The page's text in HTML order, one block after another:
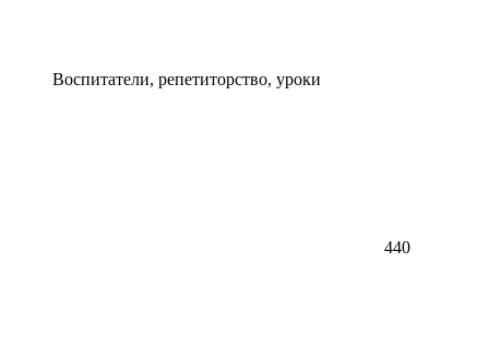
Воспитатели, репетиторство, уроки
440